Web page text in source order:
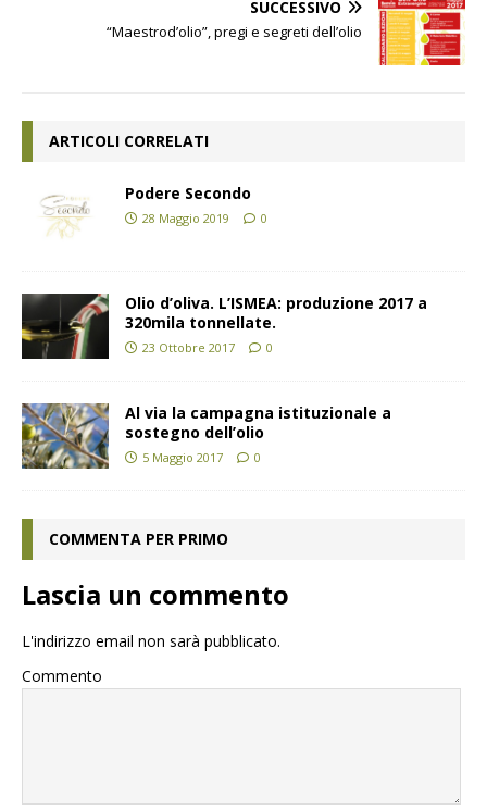
SUCCESSIVO
“Maestrod’olio”, pregi e segreti dell’olio
ARTICOLI CORRELATI
Podere Secondo
28 Maggio 2019 0
Olio d’oliva. L’ISMEA: produzione 2017 a
320mila tonnellate.
23 Ottobre 2017 0
Al via la campagna istituzionale a
sostegno dell’olio
5 Maggio 2017 0
COMMENTA PER PRIMO
Lascia un commento
L'indirizzo email non sarà pubblicato.
Commento